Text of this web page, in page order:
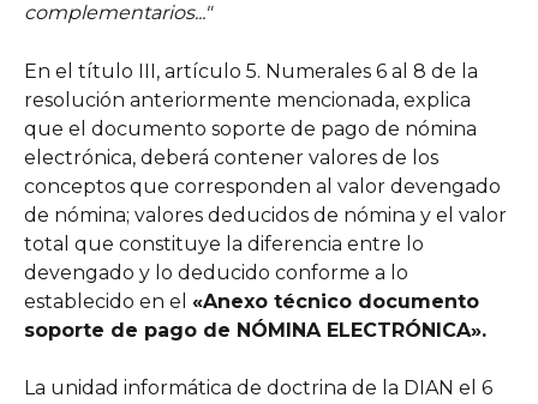
complementarios..."
En el título III, artículo 5. Numerales 6 al 8 de la
resolución anteriormente mencionada, explica
que el documento soporte de pago de nómina
electrónica, deberá contener valores de los
conceptos que corresponden al valor devengado
de nómina; valores deducidos de nómina y el valor
total que constituye la diferencia entre lo
devengado y lo deducido conforme a lo
establecido en el «Anexo técnico documento
soporte de pago de NÓMINA ELECTRÓNICA».
La unidad informática de doctrina de la DIAN el 6